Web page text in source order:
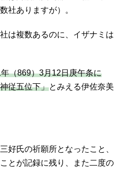
社ありますが）。
は複数あるのに、イザナミは
（869）3月12日庚午条に
従五位下」とみえる伊佐奈美
好氏の祈願所となったこと、
とが記録に残り、また二度の